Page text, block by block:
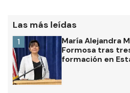
Las más leídas
María Alejandra
Formosa tras
formación en
1